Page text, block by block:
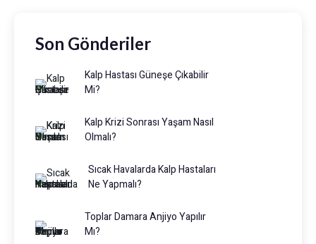
Son Gönderiler
Kalp Hastası Güneşe Çıkabilir
Mi?
Kalp Krizi Sonrası Yaşam Nasıl
Olmalı?
Sıcak Havalarda Kalp Hastaları
Ne Yapmalı?
Toplar Damara Anjiyo Yapılır
Mı?